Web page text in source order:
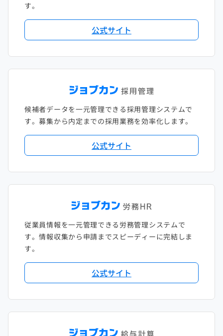
す。
公式サイト
候補者データを一元管理できる採用管理システムで
す。募集から内定までの採用業務を効率化します。
公式サイト
従業員情報を一元管理できる労務管理システムで
す。情報収集から申請までスピーディーに完結しま
す。
公式サイト